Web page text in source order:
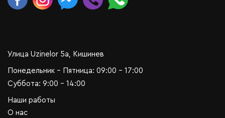
Улица Uzinelor 5a, Кишинев
Понедельник - Пятница: 09:00 - 17:00
Суббота: 9:00 - 14:00
Наши работы
О нас